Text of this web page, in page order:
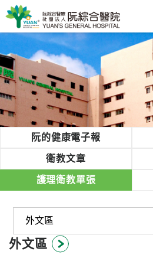
阮綜合醫院
粉絲團
網站導覽
Select Language ▼
回首頁
綜
護
阮的健康電子報
衛教文章
護理衛教單張
外文區